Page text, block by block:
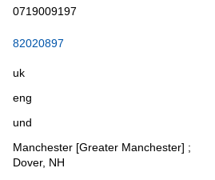
0719009197
82020897
uk
eng
und
Manchester [Greater Manchester] ;
Dover, NH